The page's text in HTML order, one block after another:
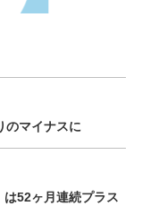
のマイナスに
52ヶ月連続プラス